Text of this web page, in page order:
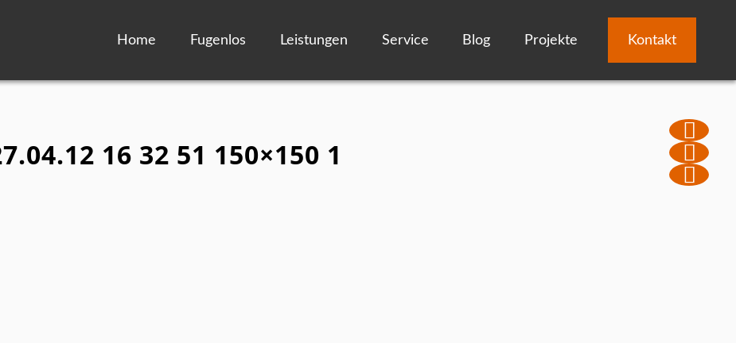
Home Fugenlos Leistungen Service Blog Projekte Kontakt
16 32 51 150×150 1